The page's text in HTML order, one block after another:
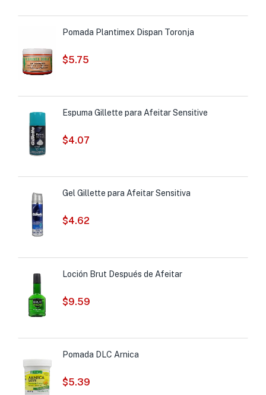
Pomada Plantimex Dispan Toronja
$5.75
Espuma Gillette para Afeitar Sensitive
$4.07
Gel Gillette para Afeitar Sensitiva
$4.62
Loción Brut Después de Afeitar
$9.59
Pomada DLC Arnica
$5.39